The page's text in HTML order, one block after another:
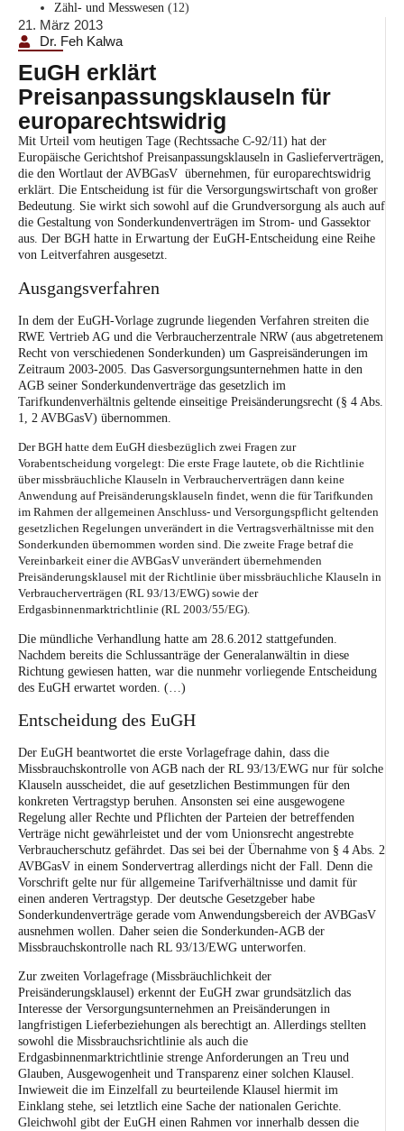
21. März 2013
Dr. Feh Kalwa
EuGH erklärt
Preisanpassungsklauseln für
europarechtswidrig
Mit Urteil vom heutigen Tage (Rechtssache C‑92/11) hat der
Europäische Gerichtshof Preisanpassungsklauseln in Gaslieferverträgen,
die den Wortlaut der AVBGasV übernehmen, für europarechtswidrig
erklärt. Die Entscheidung ist für die Versorgungswirtschaft von großer
Bedeutung. Sie wirkt sich sowohl auf die Grundversorgung als auch auf
die Gestaltung von Sonderkundenverträgen im Strom- und Gassektor
aus. Der BGH hatte in Erwartung der EuGH-Entscheidung eine Reihe
von Leitverfahren ausgesetzt.
Ausgangsverfahren
In dem der EuGH-Vorlage zugrunde liegenden Verfahren streiten die
RWE Vertrieb AG und die Verbraucherzentrale NRW (aus abgetretenem
Recht von verschiedenen Sonderkunden) um Gaspreisänderungen im
Zeitraum 2003-2005. Das Gasversorgungsunternehmen hatte in den
AGB seiner Sonderkundenverträge das gesetzlich im
Tarifkundenverhältnis geltende einseitige Preisänderungsrecht (§ 4 Abs.
1, 2 AVBGasV) übernommen.
Der BGH hatte dem EuGH diesbezüglich zwei Fragen zur
Vorabentscheidung vorgelegt: Die erste Frage lautete, ob die Richtlinie
über missbräuchliche Klauseln in Verbraucherverträgen dann keine
Anwendung auf Preisänderungsklauseln findet, wenn die für Tarifkunden
im Rahmen der allgemeinen Anschluss- und Versorgungspflicht geltenden
gesetzlichen Regelungen unverändert in die Vertragsverhältnisse mit den
Sonderkunden übernommen worden sind. Die zweite Frage betraf die
Vereinbarkeit einer die AVBGasV unverändert übernehmenden
Preisänderungsklausel mit der Richtlinie über missbräuchliche Klauseln in
Verbraucherverträgen (RL 93/13/EWG) sowie der
Erdgasbinnenmarktrichtlinie (RL 2003/55/EG).
Die mündliche Verhandlung hatte am 28.6.2012 stattgefunden.
Nachdem bereits die Schlussanträge der Generalanwältin in diese
Richtung gewiesen hatten, war die nunmehr vorliegende Entscheidung
des EuGH erwartet worden. (…)
Entscheidung des EuGH
Der EuGH beantwortet die erste Vorlagefrage dahin, dass die
Missbrauchskontrolle von AGB nach der RL 93/13/EWG nur für solche
Klauseln ausscheidet, die auf gesetzlichen Bestimmungen für den
konkreten Vertragstyp beruhen. Ansonsten sei eine ausgewogene
Regelung aller Rechte und Pflichten der Parteien der betreffenden
Verträge nicht gewährleistet und der vom Unionsrecht angestrebte
Verbraucherschutz gefährdet. Das sei bei der Übernahme von § 4 Abs. 2
AVBGasV in einem Sondervertrag allerdings nicht der Fall. Denn die
Vorschrift gelte nur für allgemeine Tarifverhältnisse und damit für
einen anderen Vertragstyp. Der deutsche Gesetzgeber habe
Sonderkundenverträge gerade vom Anwendungsbereich der AVBGasV
ausnehmen wollen. Daher seien die Sonderkunden-AGB der
Missbrauchskontrolle nach RL 93/13/EWG unterworfen.
Zur zweiten Vorlagefrage (Missbräuchlichkeit der
Preisänderungsklausel) erkennt der EuGH zwar grundsätzlich das
Interesse der Versorgungsunternehmen an Preisänderungen in
langfristigen Lieferbeziehungen als berechtigt an. Allerdings stellten
sowohl die Missbrauchsrichtlinie als auch die
Erdgasbinnenmarktrichtlinie strenge Anforderungen an Treu und
Glauben, Ausgewogenheit und Transparenz einer solchen Klausel.
Inwieweit die im Einzelfall zu beurteilende Klausel hiermit im
Einklang stehe, sei letztlich eine Sache der nationalen Gerichte.
Gleichwohl gibt der EuGH einen Rahmen vor innerhalb dessen die
Zähl- und Messwesen (12)